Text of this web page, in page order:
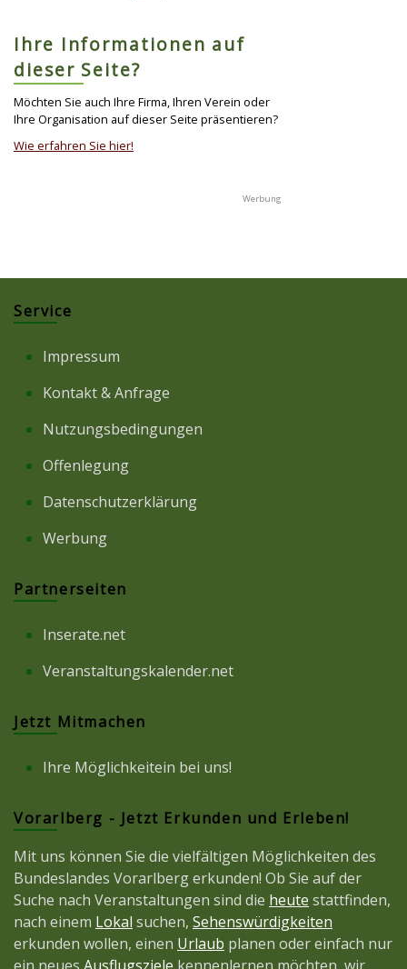
Ihre Informationen auf
dieser Seite?
Möchten Sie auch Ihre Firma, Ihren Verein oder
Ihre Organisation auf dieser Seite präsentieren?
Wie erfahren Sie hier!
Service
Impressum
Kontakt & Anfrage
Nutzungsbedingungen
Offenlegung
Datenschutzerklärung
Werbung
Partnerseiten
Inserate.net
Veranstaltungskalender.net
Jetzt Mitmachen
Ihre Möglichkeitein bei uns!
Vorarlberg - Jetzt Erkunden und Erleben!
Mit uns können Sie die vielfältigen Möglichkeiten des
Bundeslandes Vorarlberg erkunden! Ob Sie auf der
Suche nach Veranstaltungen sind die heute stattfinden,
nach einem Lokal suchen, Sehenswürdigkeiten
erkunden wollen, einen Urlaub planen oder einfach nur